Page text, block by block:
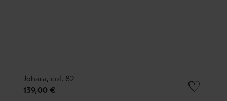
Johara, col. 82
139,00 €